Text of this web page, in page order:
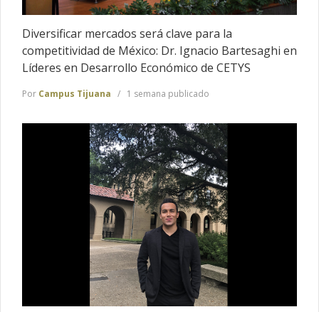
Diversificar mercados será clave para la
competitividad de México: Dr. Ignacio Bartesaghi en
Líderes en Desarrollo Económico de CETYS
Por Campus Tijuana 1 semana publicado